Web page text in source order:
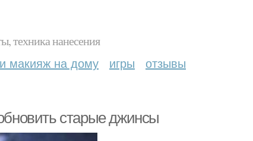
техника нанесения
макияж на дому игры отзывы
старые джинсы